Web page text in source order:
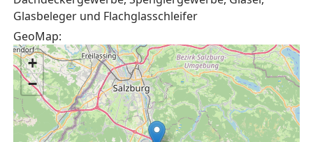
Glasbeleger und Flachglasschleifer
GeoMap:
+
−